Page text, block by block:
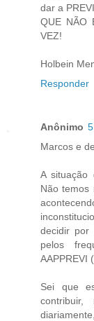
dar a PREVI.
QUE NÃO
VEZ!
Holbein
Responder
Anônimo
Marcos e
A situação
Não temos
decidir por
pelos
AAPPREVI
Sei que